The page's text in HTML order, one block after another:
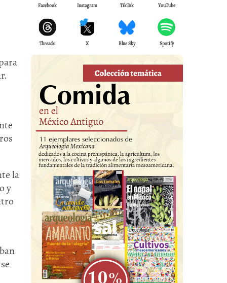
la
y
Facebook Instagram TikTok YouTube
Threads X Blue Sky Spotify